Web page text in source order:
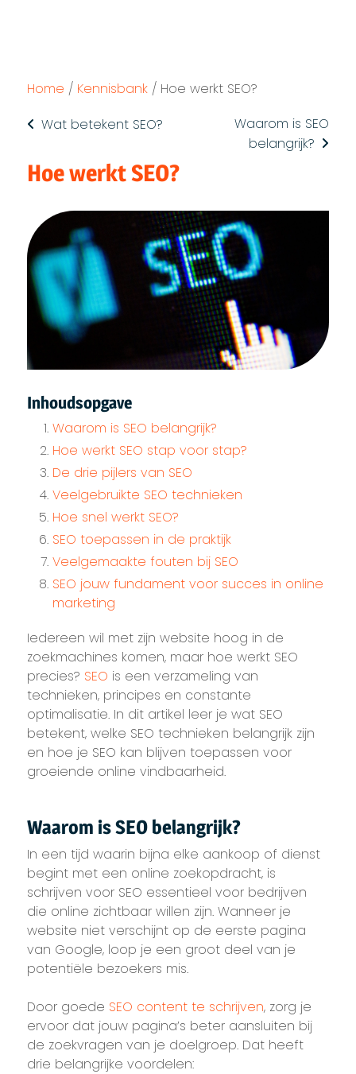
Home / Kennisbank / Hoe werkt SEO?
Wat betekent SEO?
Waarom is SEO
belangrijk?
Hoe werkt SEO?
Inhoudsopgave
Waarom is SEO belangrijk?
Hoe werkt SEO stap voor stap?
De drie pijlers van SEO
Veelgebruikte SEO technieken
Hoe snel werkt SEO?
SEO toepassen in de praktijk
Veelgemaakte fouten bij SEO
SEO jouw fundament voor succes in online
marketing
Iedereen wil met zijn website hoog in de
zoekmachines komen, maar hoe werkt SEO
precies? SEO is een verzameling van
technieken, principes en constante
optimalisatie. In dit artikel leer je wat SEO
betekent, welke SEO technieken belangrijk zijn
en hoe je SEO kan blijven toepassen voor
groeiende online vindbaarheid.
Waarom is SEO belangrijk?
In een tijd waarin bijna elke aankoop of dienst
begint met een online zoekopdracht, is
schrijven voor SEO essentieel voor bedrijven
die online zichtbaar willen zijn. Wanneer je
website niet verschijnt op de eerste pagina
van Google, loop je een groot deel van je
potentiële bezoekers mis.
Door goede SEO content te schrijven, zorg je
ervoor dat jouw pagina’s beter aansluiten bij
de zoekvragen van je doelgroep. Dat heeft
drie belangrijke voordelen: